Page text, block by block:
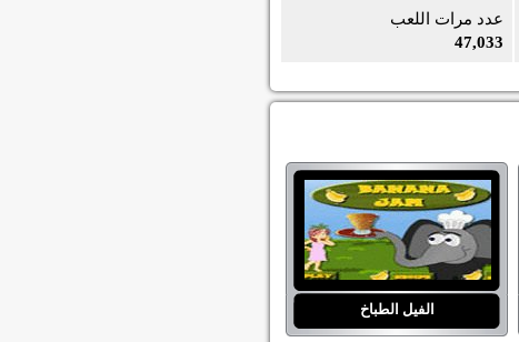
عدد مرات اللعب
47,033
الفيل الطباخ